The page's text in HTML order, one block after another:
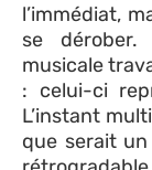
l’immédiat,
se dérober.
musicale
: celui-ci
L’instant
que serait